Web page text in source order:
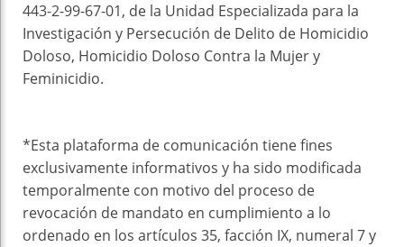
443-2-99-67-01, de la Unidad Especializada para la
Investigación y Persecución de Delito de Homicidio
Doloso, Homicidio Doloso Contra la Mujer y
Feminicidio.
*Esta plataforma de comunicación tiene fines
exclusivamente informativos y ha sido modificada
temporalmente con motivo del proceso de
revocación de mandato en cumplimiento a lo
ordenado en los artículos 35, facción IX, numeral 7 y